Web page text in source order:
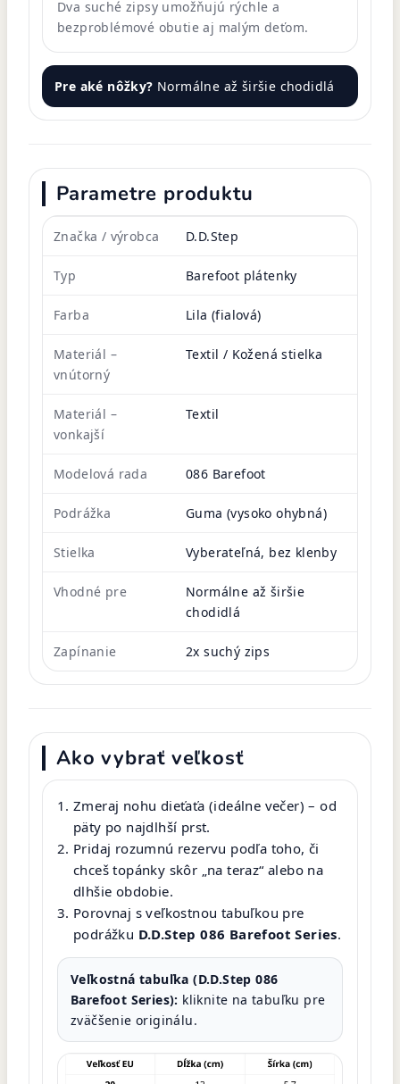
Dva suché zipsy umožňujú rýchle a
bezproblémové obutie aj malým deťom.
Pre aké nôžky? Normálne až širšie chodidlá
Parametre produktu
Značka / výrobca D.D.Step
Typ Barefoot plátenky
Farba Lila (fialová)
Materiál –
vnútorný
Textil / Kožená stielka
Materiál –
vonkajší
Textil
Modelová rada 086 Barefoot
Podrážka Guma (vysoko ohybná)
Stielka Vyberateľná, bez klenby
Vhodné pre
Normálne až širšie
chodidlá
Zapínanie 2x suchý zips
Ako vybrať veľkosť
Zmeraj nohu dieťaťa (ideálne večer) – od
päty po najdlhší prst.
Pridaj rozumnú rezervu podľa toho, či
chceš topánky skôr „na teraz“ alebo na
dlhšie obdobie.
Porovnaj s veľkostnou tabuľkou pre
podrážku D.D.Step 086 Barefoot Series.
Veľkostná tabuľka (D.D.Step 086
Barefoot Series): kliknite na tabuľku pre
zväčšenie originálu.